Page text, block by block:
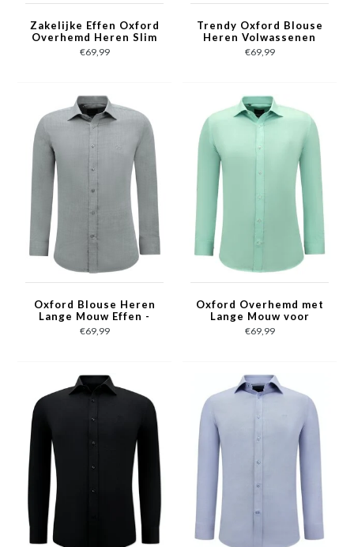
Zakelijke Effen Oxford
Overhemd Heren Slim
fit - Fuchsia
€69,99
Trendy Oxford Blouse
Heren Volwassenen
Slim Fit - Licht Bruin
€69,99
Oxford Blouse Heren
Lange Mouw Effen -
Grijs
€69,99
Oxford Overhemd met
Lange Mouw voor
Heren - Groen
€69,99